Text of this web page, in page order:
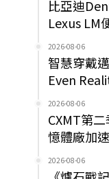
比亞迪
Lexus LM
2026-08-06
智慧穿戴
Even
2026-08-06
CXMT第
憶體廠加
2026-08-06